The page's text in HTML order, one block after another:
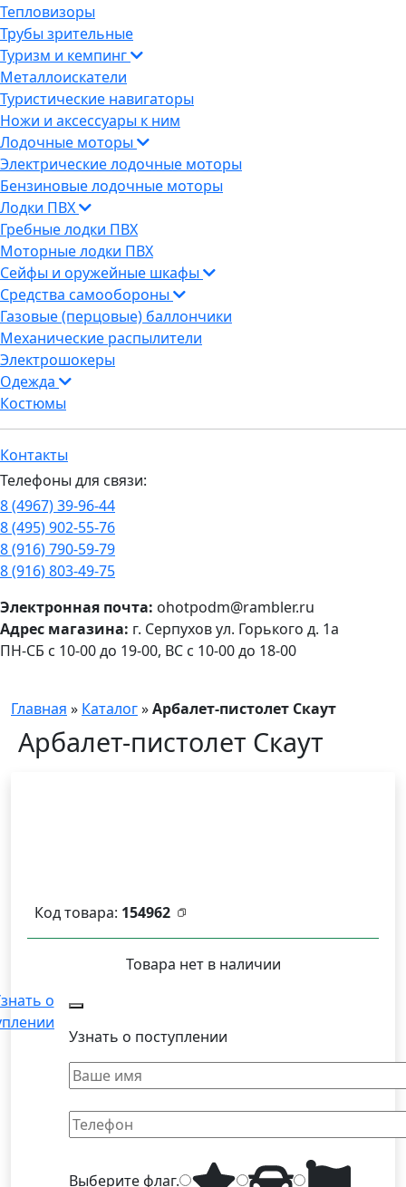
Тепловизоры
Трубы зрительные
Туризм и кемпинг
Металлоискатели
Туристические навигаторы
Ножи и аксессуары к ним
Лодочные моторы
Электрические лодочные моторы
Бензиновые лодочные моторы
Лодки ПВХ
Гребные лодки ПВХ
Моторные лодки ПВХ
Сейфы и оружейные шкафы
Средства самообороны
Газовые (перцовые) баллончики
Механические распылители
Электрошокеры
Одежда
Костюмы
Контакты
Телефоны для связи:
8 (4967) 39-96-44
8 (495) 902-55-76
8 (916) 790-59-79
8 (916) 803-49-75
ПН-СБ с 10-00 до 19-00, ВС с 10-00 до 18-00
Электронная почта: ohotpodm@rambler.ru
Адрес магазина: г. Серпухов ул. Горького д. 1а
Главная » Каталог»Арбалет-пистолет Скаут
Арбалет-пистолет Скаут
Код товара: 154962
Товара нет в наличии
о
Узнать о поступлении
Выберитефлаг.